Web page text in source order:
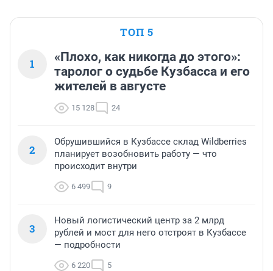
ТОП 5
1
«Плохо, как никогда до этого»:
таролог о судьбе Кузбасса и его
жителей в августе
15 128 24
2
Обрушившийся в Кузбассе склад Wildberries
планирует возобновить работу — что
происходит внутри
6 499 9
3
Новый логистический центр за 2 млрд
рублей и мост для него отстроят в Кузбассе
— подробности
6 220 5